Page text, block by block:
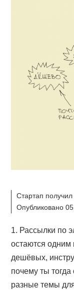
Стартап
Опубликовано
1. Рассылки по
остаются
дешёвых,
почему ты
разные темы